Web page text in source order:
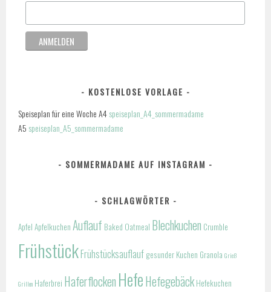
KOSTENLOSE VORLAGE
Speiseplan für eine Woche A4speiseplan_A4_sommermadame
A5 speiseplan_A5_sommermadame
SOMMERMADAME AUF INSTAGRAM
SCHLAGWÖRTER
Apfel Apfelkuchen Auflauf Baked Oatmeal Blechkuchen Crumble
FrühstückFrühstücksauflauf gesunder Kuchen Granola Grieß
Grillen Haferbrei Haferflocken HefeHefegebäck Hefekuchen